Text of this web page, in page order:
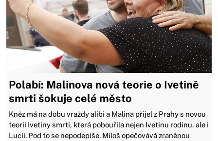
Polabí: Malinova nová teorie o Ivetině
smrti šokuje celé město
Kněz má na dobu vraždy alibi a Malina přijel z Prahy s novou
teorii Ivetiny smrti, která pobouřila nejen Ivetinu rodinu, ale i
Lucii. Pod to se nepodepíše. Miloš opečovává zraněnou